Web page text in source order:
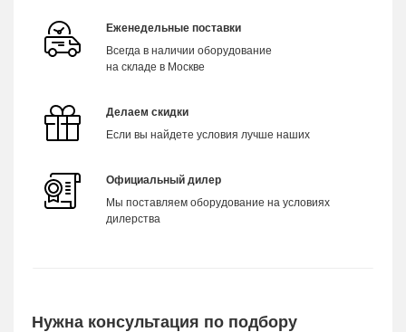
Еженедельные поставки
Всегда в наличии оборудование
на складе в Москве
Делаем скидки
Если вы найдете условия лучше наших
Официальный дилер
Мы поставляем оборудование на условиях
дилерства
Нужна консультация по подбору